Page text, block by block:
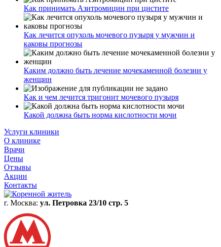
Как принимать Азитромицин при цистите
Как лечится опухоль мочевого пузыря у мужчин и
каковы прогнозы
Каким должно быть лечение мочекаменной болезни у
женщин
Как и чем лечится тригонит мочевого пузыря
Какой должна быть норма кислотности мочи
Услуги клиники
О клинике
Врачи
Цены
Отзывы
Акции
Контакты
г. Москва: ул. Петровка 23/10 стр. 5